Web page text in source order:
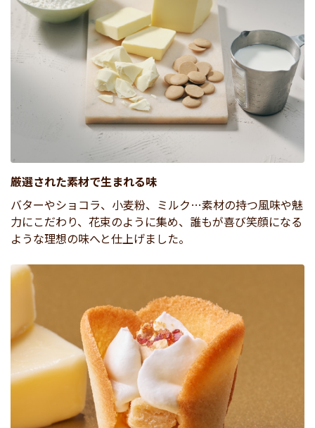
厳選された素材で生まれる味
バターやショコラ、小麦粉、ミルク…素材の持つ風味や魅
力にこだわり、花束のように集め、誰もが喜び笑顔になる
ような理想の味へと仕上げました。